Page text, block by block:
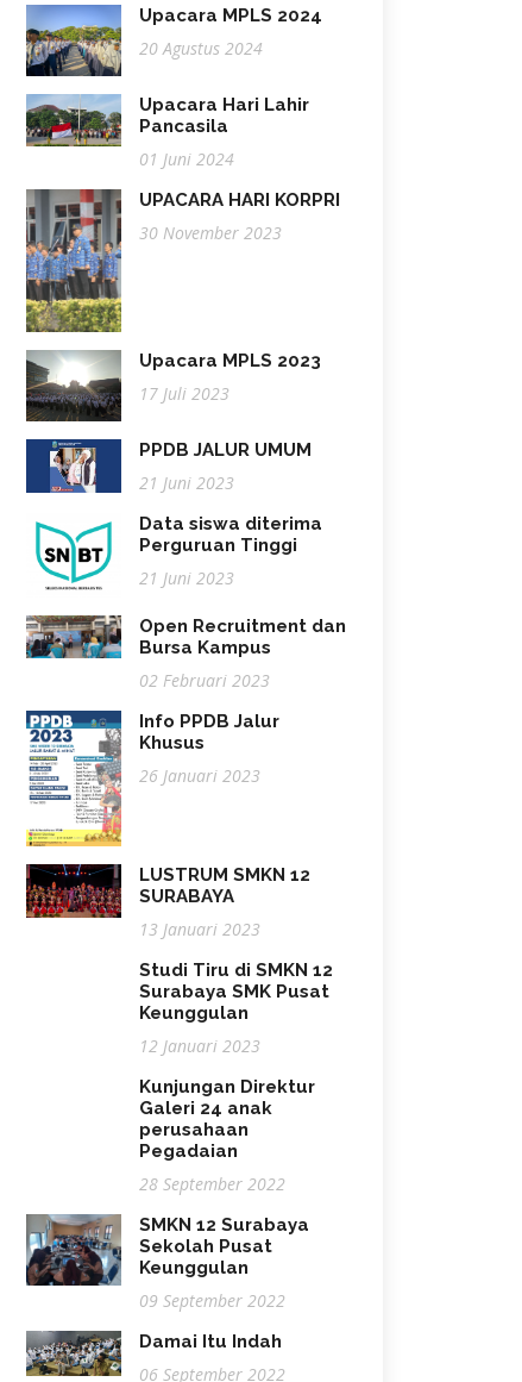
Upacara MPLS 2024
20 Agustus 2024
Upacara Hari Lahir
Pancasila
01 Juni 2024
UPACARA HARI KORPRI
30 November 2023
Upacara MPLS 2023
17 Juli 2023
PPDB JALUR UMUM
21 Juni 2023
Data siswa diterima
Perguruan Tinggi
21 Juni 2023
Open Recruitment dan
Bursa Kampus
02 Februari 2023
Info PPDB Jalur
Khusus
26 Januari 2023
LUSTRUM SMKN 12
SURABAYA
13 Januari 2023
Studi Tiru di SMKN 12
Surabaya SMK Pusat
Keunggulan
12 Januari 2023
Kunjungan Direktur
Galeri 24 anak
perusahaan
Pegadaian
28 September 2022
SMKN 12 Surabaya
Sekolah Pusat
Keunggulan
09 September 2022
Damai Itu Indah
06 September 2022